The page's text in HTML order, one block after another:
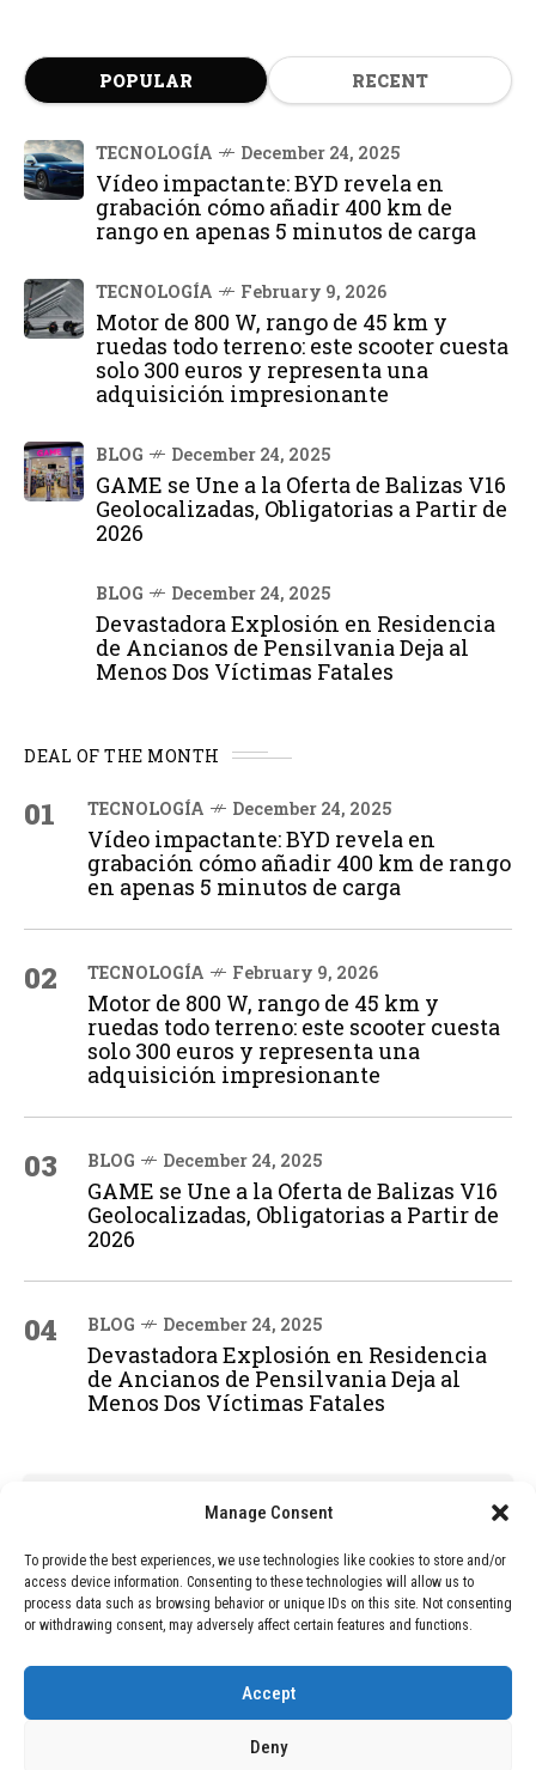
Manage Consent
To provide the best experiences, we use technologies like cookies to store and/or
access device information. Consenting to these technologies will allow us to
process data such as browsing behavior or unique IDs on this site. Not consenting
or withdrawing consent, may adversely affect certain features and functions.
Accept
Deny
POPULAR RECENT
TECNOLOGÍA December 24, 2025
Vídeo impactante: BYD revela en
grabación cómo añadir 400 km de
rango en apenas 5 minutos de carga
TECNOLOGÍA February 9, 2026
Motor de 800 W, rango de 45 km y
ruedas todo terreno: este scooter cuesta
solo 300 euros y representa una
adquisición impresionante
BLOG December 24, 2025
GAME se Une a la Oferta de Balizas V16
Geolocalizadas, Obligatorias a Partir de
2026
BLOG December 24, 2025
Devastadora Explosión en Residencia
de Ancianos de Pensilvania Deja al
Menos Dos Víctimas Fatales
DEAL OF THE MONTH
01 TECNOLOGÍA December 24, 2025
Vídeo impactante: BYD revela en
grabación cómo añadir 400 km de rango
en apenas 5 minutos de carga
02 TECNOLOGÍA February 9, 2026
Motor de 800 W, rango de 45 km y
ruedas todo terreno: este scooter cuesta
solo 300 euros y representa una
adquisición impresionante
03 BLOG December 24, 2025
GAME se Une a la Oferta de Balizas V16
Geolocalizadas, Obligatorias a Partir de
2026
04 BLOG December 24, 2025
Devastadora Explosión en Residencia
de Ancianos de Pensilvania Deja al
Menos Dos Víctimas Fatales